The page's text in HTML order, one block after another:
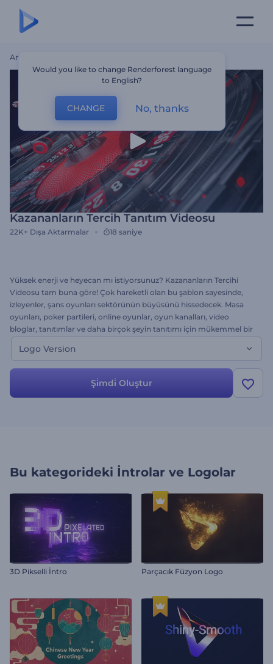
Ana Sayfa
Kazananların Tercih Tanıtım Videosu
22K+ Dışa Aktarmalar 18 saniye
Yüksek enerji ve heyecan mı istiyorsunuz? Kazananların Tercihi
Videosu tam buna göre! Çok hareketli olan bu şablon sayesinde,
izleyenler, şans oyunları sektörünün büyüsünü hissedecek. Masa
oyunları, poker partileri, online oyunlar, oyun kanalları, video
bloglar, tanıtımlar ve daha birçok şeyin tanıtımı için mükemmel bir
seçim. Şimdi logonuzu yükleyin ve ücretsiz Jackpot kazanın!
Logo Version
Şi̇mdi̇ Oluştur
Bu kategorideki İntrolar ve Logolar
3D Pikselli İntro Parçacık Füzyon Logo
Would you like to change Renderforest language
to English?
CHANGE No, thanks